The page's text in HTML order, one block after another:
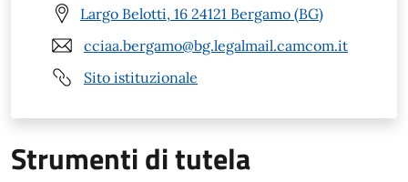
Largo Belotti, 16 24121 Bergamo (BG)
cciaa.bergamo@bg.legalmail.camcom.it
Sito istituzionale
Strumenti di tutela